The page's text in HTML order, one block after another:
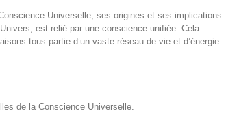
Universelle, ses origines et ses implications.
est relié par une conscience unifiée. Cela
tous partie d’un vaste réseau de vie et d’énergie.
de la Conscience Universelle.